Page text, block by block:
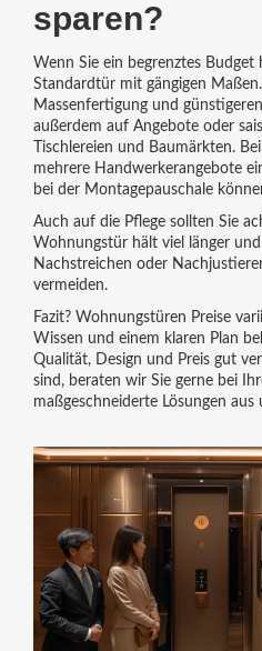
sparen?
Wenn Sie ein begrenztes Budget
Standardtür mit gängigen
Massenfertigung und
außerdem auf Angebote oder
Tischlereien und Baumärkten.
mehrere Handwerkerangebote
bei der Montagepauschale
Auch auf die Pflege sollten Sie
Wohnungstür hält viel länger
Nachstreichen oder
vermeiden.
Fazit? Wohnungstüren Preise
Wissen und einem klaren Plan
Qualität, Design und Preis gut
sind, beraten wir Sie gerne bei
maßgeschneiderte Lösungen aus